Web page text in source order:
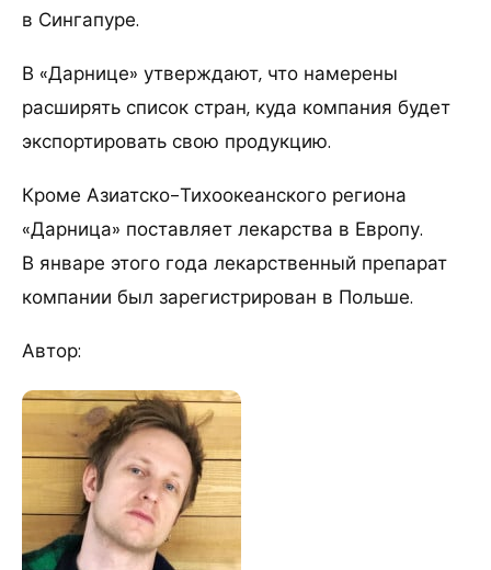
в Сингапуре.
В «Дарнице» утверждают, что намерены
расширять список стран, куда компания будет
экспортировать свою продукцию.
Кроме Азиатско-Тихоокеанского региона
«Дарница» поставляет лекарства в Европу.
В январе этого года лекарственный препарат
компании был зарегистрирован в Польше.
Автор: